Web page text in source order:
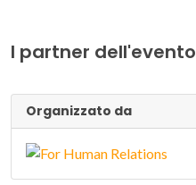
I partner dell'evento
Organizzato da